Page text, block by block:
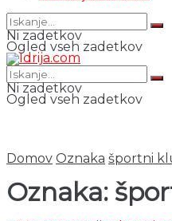
Ni zadetkov
Ogled vseh zadetkov
Ni zadetkov
Ogled vseh zadetkov
Domov Oznaka športni
Oznaka: